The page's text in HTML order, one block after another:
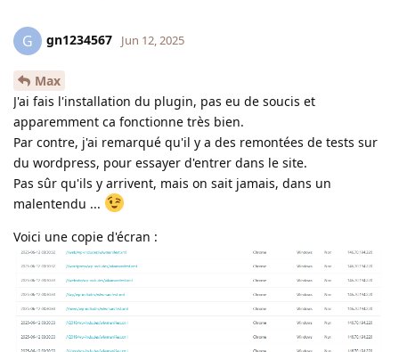
G gn1234567 Jun 12, 2025
Max
J'ai fais l'installation du plugin, pas eu de soucis et
apparemment ca fonctionne très bien.
Par contre, j'ai remarqué qu'il y a des remontées de tests sur
du wordpress, pour essayer d'entrer dans le site.
Pas sûr qu'ils y arrivent, mais on sait jamais, dans un
malentendu ...
Voici une copie d'écran :